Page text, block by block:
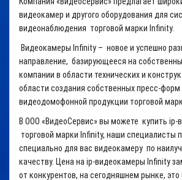
видеокамер и другого оборудования для
видеонаблюдения торговой марки Infinity.
Видеокамеры Infinity – новое и успешно
направление, базирующееся на
компании в области технических и
области создания собственных пресс-форм
видеодомофонной продукции торговой
В ООО «ВидеоСервис» вы можете купить ip-
торговой марки Infinity, наши специалисты
специально для вас видеокамеру по
качеству. Цена на ip-видеокамеры Infinity
от конкурентов, на сегодняшнем рынке,